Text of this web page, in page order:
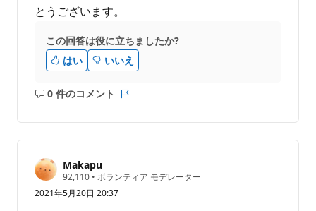
とうございます。
この回答は役に立ちましたか?
はい
いいえ
0 件のコメント
コ
ト
は
あ
り
ト
Makapu
92,110 評
価
の
• ボランティア モデレーター
2021年5月20日 20:37